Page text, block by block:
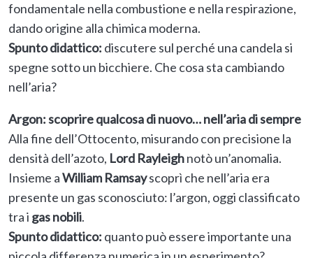
fondamentale nella combustione e nella respirazione,
dando origine alla chimica moderna.
Spunto didattico: discutere sul perché una candela si
spegne sotto un bicchiere. Che cosa sta cambiando
nell’aria?
Argon: scoprire qualcosa di nuovo… nell’aria di sempre
Alla fine dell’Ottocento, misurando con precisione la
densità dell’azoto, Lord Rayleighnotò un’anomalia.
Insieme aWilliam Ramsayscoprì che nell’aria era
presente un gas sconosciuto: l’argon, oggi classificato
tra i gas nobili.
Spunto didattico: quanto può essere importante una